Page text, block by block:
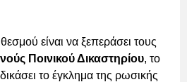
είναι να ξεπεράσει τους
Ποινικού Δικαστηρίου, το
το έγκλημα της ρωσικής